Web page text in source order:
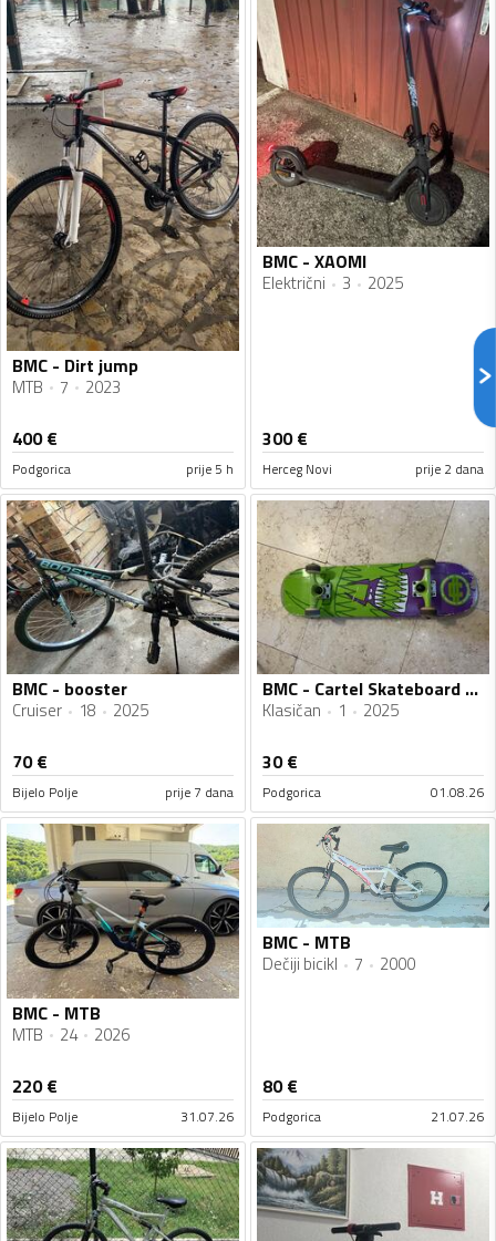
BMC - Dirt jump
MTB 7 2023
400€
Podgorica prije 5 h
BMC - XAOMI
Električni 3 2025
300€
Herceg Novi prije 2 dana
BMC - booster
Cruiser 18 2025
70€
Bijelo Polje prije 7 dana
BMC - Cartel Skateboard Monster
Klasičan 1 2025
30€
Podgorica 01.08.26
BMC - MTB
MTB 24 2026
220€
Bijelo Polje 31.07.26
BMC - MTB
Dečiji bicikl 7 2000
80€
Podgorica 21.07.26